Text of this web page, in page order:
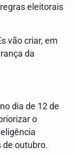
eleitorais
vão criar, em
da
dia de 12 de
o
de outubro.